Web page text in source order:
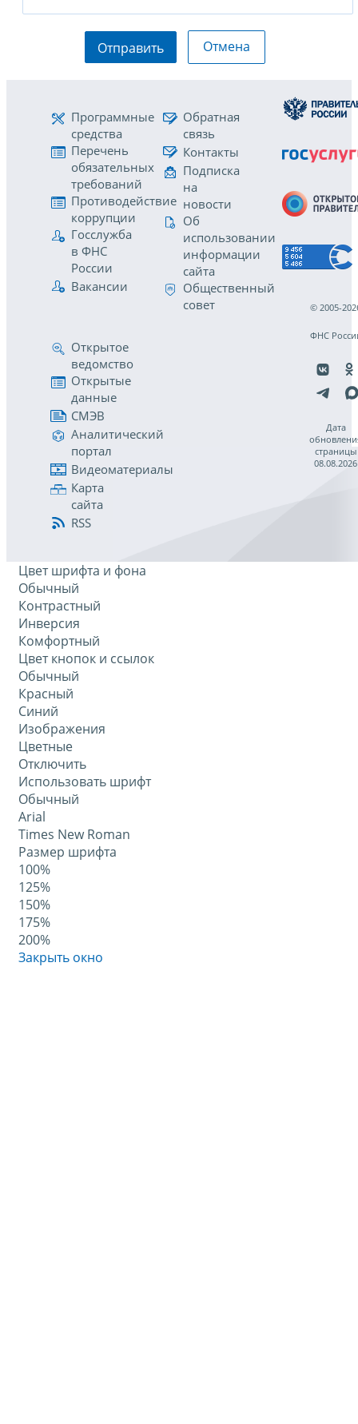
Отправить Отмена
Программные
средства
Перечень
обязательных
требований
Противодействие
коррупции
Госслужба
в ФНС
России
Вакансии
Обратная
связь
Контакты
Подписка
на
новости
Об
использовании
информации
сайта
Общественный
совет
Открытое
ведомство
Открытые
данные
СМЭВ
Аналитический
портал
Видеоматериалы
Карта
сайта
RSS
© 2005-
ФНС
Дата
страницы
08.08.2026
Цвет шрифта и фона
Обычный
Контрастный
Инверсия
Комфортный
Цвет кнопок и ссылок
Обычный
Красный
Синий
Изображения
Цветные
Отключить
Использовать шрифт
Обычный
Arial
Times New Roman
Размер шрифта
100%
125%
150%
175%
200%
Закрыть окно